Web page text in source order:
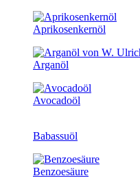
Aprikosenkernöl
Arganöl
Avocadoöl
Babassuöl
Benzoesäure